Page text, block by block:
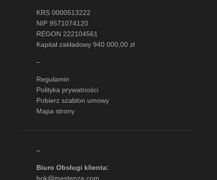
KRS 0000513222
NIP 9571074120
REGON 222104561
Kapitał zakładowy 940 000,00 zł
–
Regulamin
Polityka prywatności
Pobierz szablon umowy
Mapa strony
–
Biuro Obsługi klienta:
bok@mestenza.com